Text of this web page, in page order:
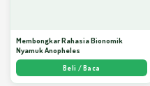
Membongkar Rahasia Bionomik
Nyamuk Anopheles
Beli / Baca